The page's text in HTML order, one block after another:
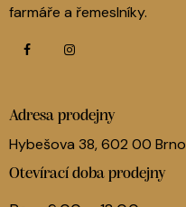
farmáře a řemeslníky.
Adresa prodejny
Hybešova 38, 602 00 Brno
Otevírací doba prodejny